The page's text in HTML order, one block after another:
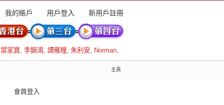
我的賬戶 用戶登入 新用戶註冊
葉家寶, 李錦鴻, 譚雁瞳, 朱利安, Norman,
主頁
會員登入